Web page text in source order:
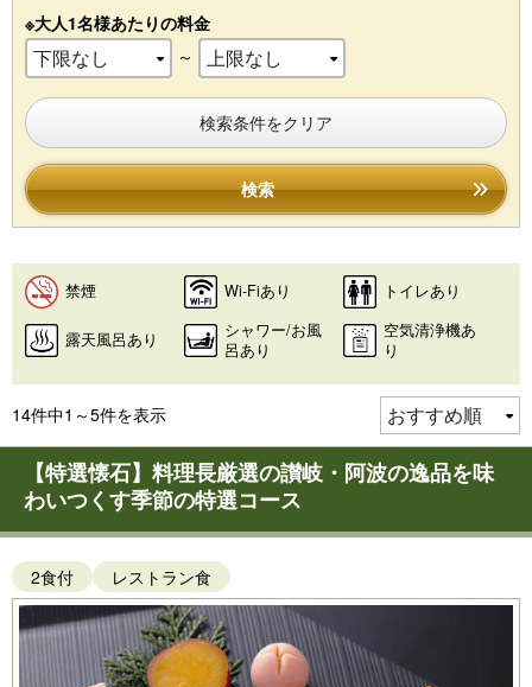
※大人1名様あたりの料金
～
検索条件をクリア
検索
禁煙 Wi-Fiあり トイレあり
露天風呂あり
シャワー/お風
呂あり
空気清浄機あ
り
14件中1～5件を表示
【特選懐石】料理長厳選の讃岐・阿波の逸品を味
わいつくす季節の特選コース
2食付 レストラン食